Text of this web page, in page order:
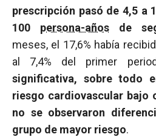
prescripción pasó de 4,5 a
100 persona-años de
meses, el 17,6% había
al 7,4% del primer
significativa, sobre todo
riesgo cardiovascular bajo
no se observaron
grupo de mayor riesgo.